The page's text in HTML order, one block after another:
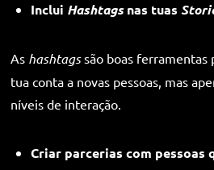
Inclui Hashtagsnas tuas
As hashtagssão boas ferramentas
tua conta a novas pessoas, mas
níveis de interação.
Criar parcerias com pessoas